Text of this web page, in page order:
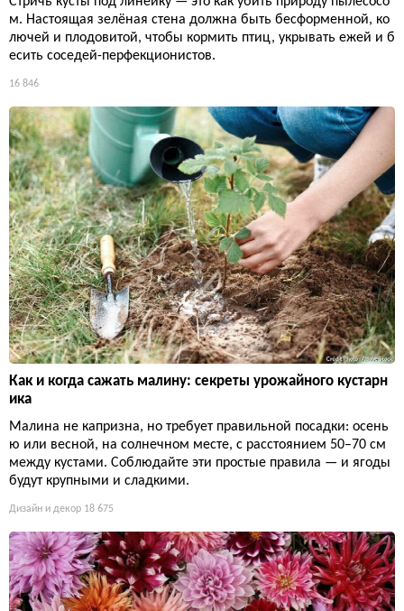
м. Настоящая зелёная стена должна быть бесформенной, ко
лючей и плодовитой, чтобы кормить птиц, укрывать ежей и б
есить соседей-перфекционистов.
16 846
Как и когда сажать малину: секреты урожайного кустарн
ика
Малина не капризна, но требует правильной посадки: осень
ю или весной, на солнечном месте, с расстоянием 50–70 см
между кустами. Соблюдайте эти простые правила — и ягоды
будут крупными и сладкими.
Дизайн и декор 18 675